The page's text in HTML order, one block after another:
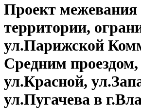
Проект межевания
территории,
ул.Парижской
Средним проездом,
ул.Красной,
ул.Пугачева в